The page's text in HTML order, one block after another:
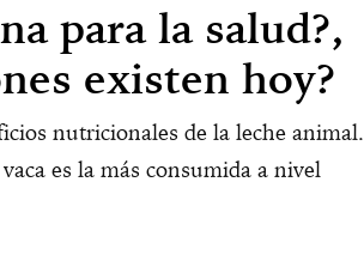
para la salud?,
existen hoy?
nutricionales de la leche animal.
es la más consumida a nivel